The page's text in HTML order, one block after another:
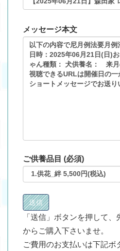
メッセージ本文
ご供養品目 (必須)
「送信」ボタンを押して
からご購入下さいませ。
ご費用のお支払いは下記ボ